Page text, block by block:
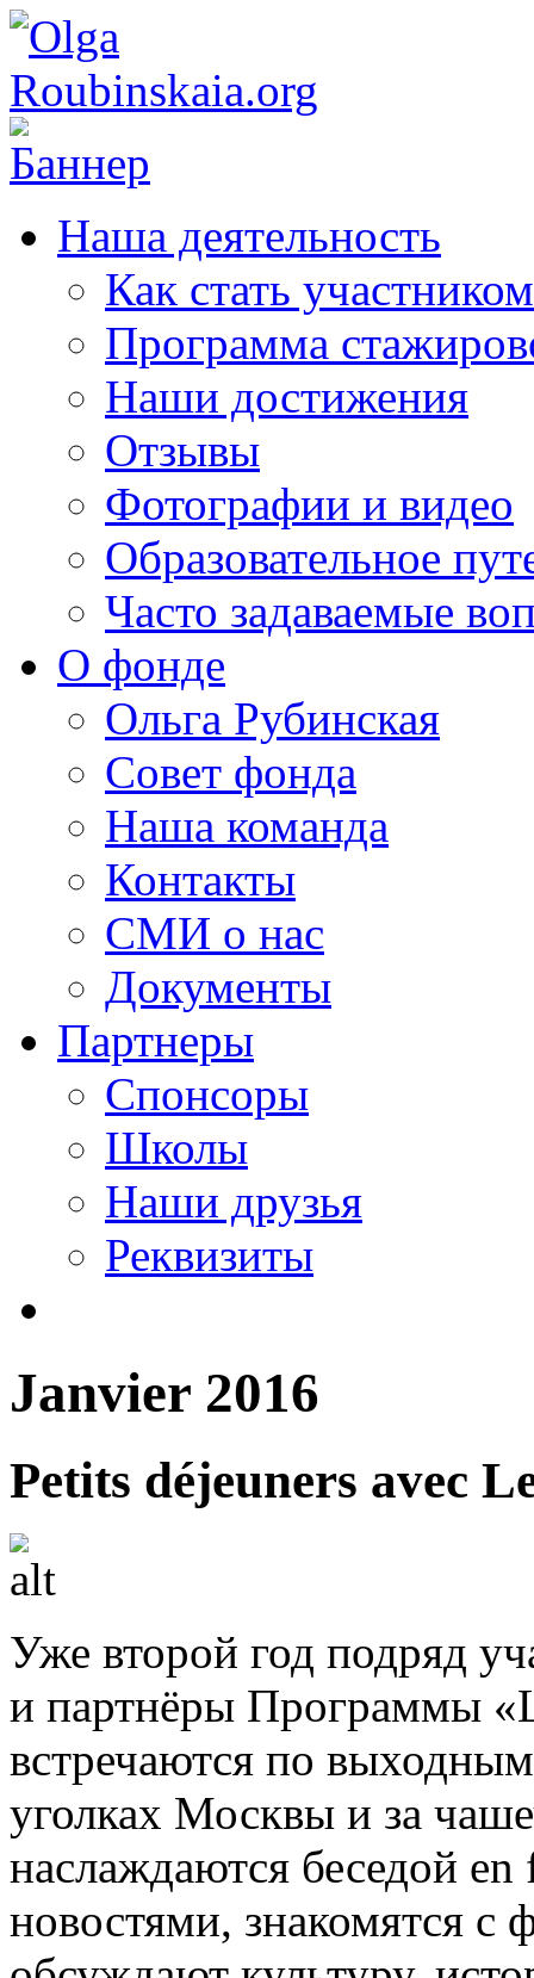
Наша деятельность
Как стать участником
Программа
Наши достижения
Отзывы
Фотографии и видео
Образовательное
Часто задаваемые
О фонде
Ольга Рубинская
Совет фонда
Наша команда
Контакты
СМИ о нас
Документы
Партнеры
Спонсоры
Школы
Наши друзья
Реквизиты
Janvier 2016
Petits déjeuners avec
Уже второй год подряд
и партнёры Программы
встречаются по
уголках Москвы и за
наслаждаются беседой
новостями, знакомятся с